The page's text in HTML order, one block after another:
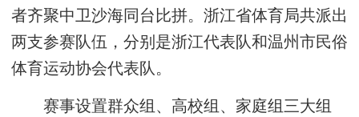
者齐聚中卫沙海同台比拼。浙江省体育局共派出
两支参赛队伍，分别是浙江代表队和温州市民俗
体育运动协会代表队。
赛事设置群众组、高校组、家庭组三大组